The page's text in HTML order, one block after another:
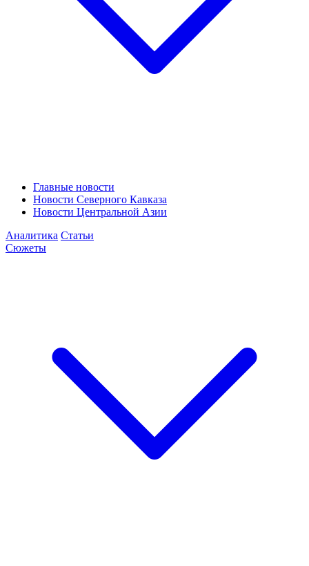
Главные новости
Новости Северного Кавказа
Новости Центральной Азии
Аналитика Статьи
Сюжеты